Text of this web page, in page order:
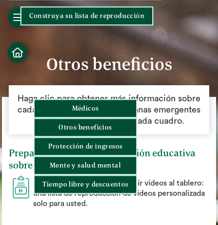
house
bars Construya su lista de reproducción
Médicos
Otros beneficios
Protección de ingresos
Mente y salud mental
Tiempo libre y descuentos
Otros beneficios
Haga clic para obtener más información sobre
cadaopción. Hay videos, ventanas emergentes
y más información sobre cada cuadro.
Prepare su lista de reproducción educativa
sobre los beneficios
Busque el íconopluspara añadir videos al tablero:
una lista de reproducción de videos personalizada
solo para usted.